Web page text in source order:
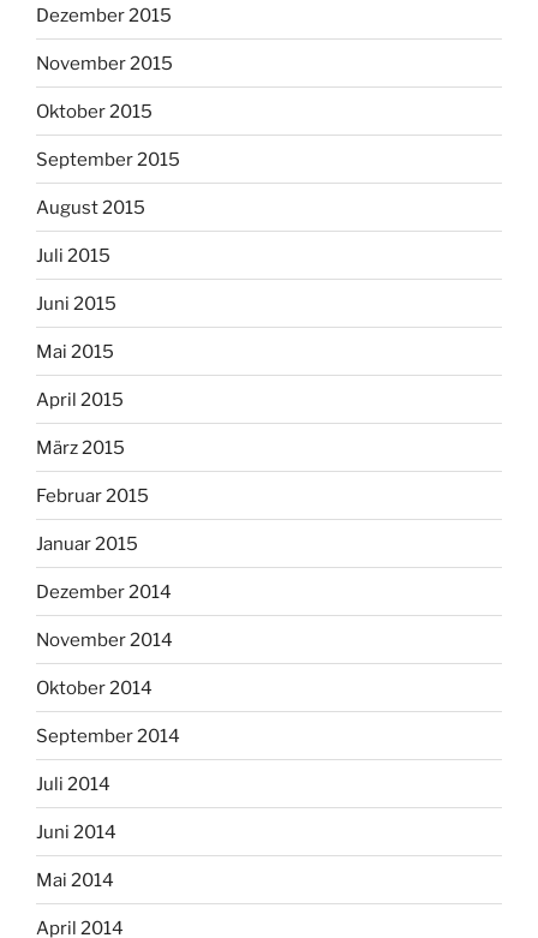
Dezember 2015
November 2015
Oktober 2015
September 2015
August 2015
Juli 2015
Juni 2015
Mai 2015
April 2015
März 2015
Februar 2015
Januar 2015
Dezember 2014
November 2014
Oktober 2014
September 2014
Juli 2014
Juni 2014
Mai 2014
April 2014